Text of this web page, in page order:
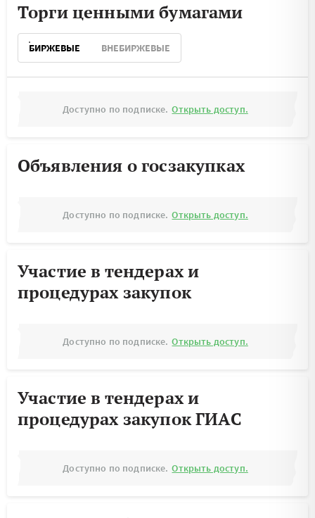
Торги ценными бумагами
БИРЖЕВЫЕ ВНЕБИРЖЕВЫЕ
Доступно по подписке. Открыть доступ.
Объявления о госзакупках
Доступно по подписке. Открыть доступ.
Участие в тендерах и
процедурах закупок
Доступно по подписке. Открыть доступ.
Участие в тендерах и
процедурах закупок ГИАС
Доступно по подписке. Открыть доступ.